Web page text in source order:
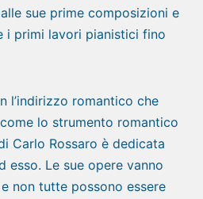
sue prime composizioni e
i primi lavori pianistici fino
l’indirizzo romantico che
lo strumento romantico
Carlo Rossaro è dedicata
esso. Le sue opere vanno
non tutte possono essere